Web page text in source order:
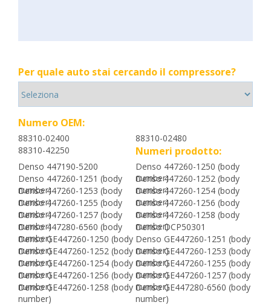
Per quale auto stai cercando il compressore?
Numero OEM:
88310-02400
88310-02480
88310-42250
Numeri prodotto:
Denso 447190-5200
Denso 447260-1250 (body
number)
Denso 447260-1251 (body
number)
Denso 447260-1252 (body
number)
Denso 447260-1253 (body
number)
Denso 447260-1254 (body
number)
Denso 447260-1255 (body
number)
Denso 447260-1256 (body
number)
Denso 447260-1257 (body
number)
Denso 447260-1258 (body
number)
Denso 447280-6560 (body
number)
Denso DCP50301
Denso GE447260-1250 (body
number)
Denso GE447260-1251 (body
number)
Denso GE447260-1252 (body
number)
Denso GE447260-1253 (body
number)
Denso GE447260-1254 (body
number)
Denso GE447260-1255 (body
number)
Denso GE447260-1256 (body
number)
Denso GE447260-1257 (body
number)
Denso GE447260-1258 (body
number)
Denso GE447280-6560 (body
number)